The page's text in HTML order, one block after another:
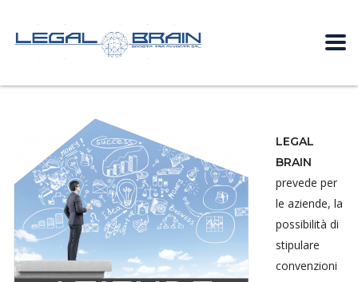
LEGAL
BRAIN
prevede per
le aziende, la
possibilità di
stipulare
convenzioni